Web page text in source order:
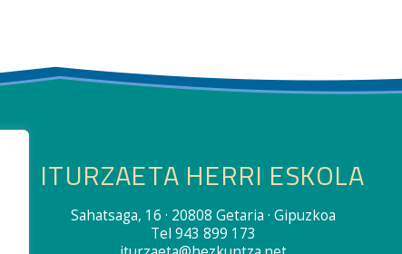
ITURZAETA HERRI ESKOLA
Sahatsaga, 16 · 20808 Getaria · Gipuzkoa
Tel 943 899 173